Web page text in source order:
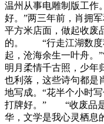
温州从事电雕制版工作
好。”两三年前，肖拥
平方米店面，做起收废
的。 “行走江湖数度
起，沧海余生一叶舟。
明月柔情千古照，少年
也利落，这些诗句都是
地写成。“花半个小时
打牌好。” “收废品是
华，文学是我心灵栖息